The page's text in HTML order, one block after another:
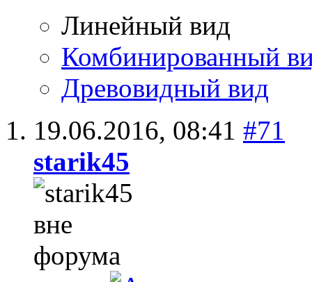
Линейный вид
Комбинированный
Древовидный вид
19.06.2016, 08:41 #71
starik45